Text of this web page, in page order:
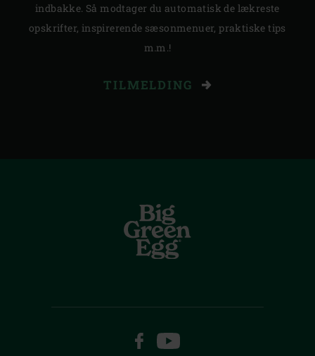
indbakke. Så modtager du automatisk de lækreste
opskrifter, inspirerende sæsonmenuer, praktiske tips
m.m.!
TILMELDING
FACEBOOKYOUTUBE